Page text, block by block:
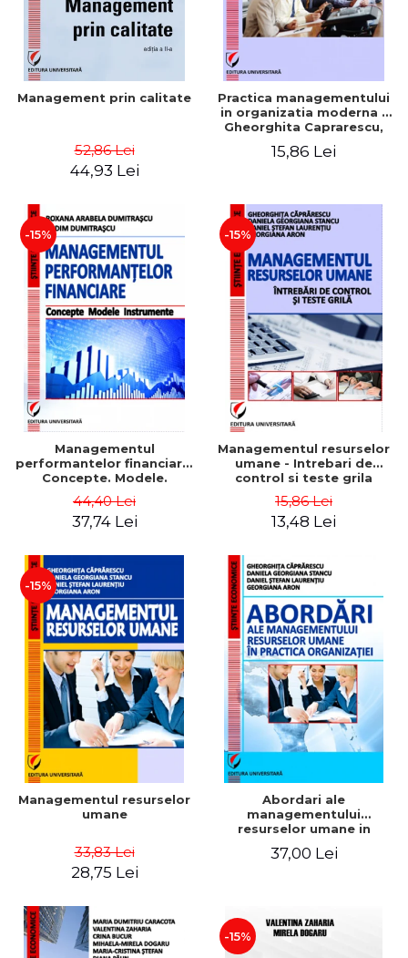
Management prin calitate
52,86 Lei
44,93 Lei
Practica managementului
in organizatia moderna -
Gheorghita Caprarescu,
Georgiana Aron
15,86 Lei
-15%
Managementul
performantelor financiare.
Concepte. Modele.
44,40 Lei
37,74 Lei
-15%
Managementul resurselor
umane - Intrebari de
control si teste grila
15,86 Lei
13,48 Lei
-15%
Managementul resurselor
umane
33,83 Lei
28,75 Lei
Abordari ale
managementului
resurselor umane in
37,00 Lei
-15%